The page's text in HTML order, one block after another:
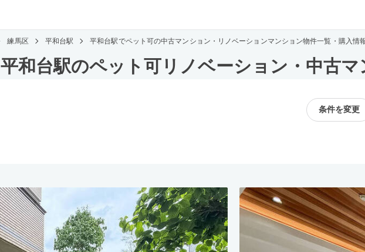
練馬区 平和台駅 平和台駅でペット可の中古マンション・リノベーションマンション物件一覧・購入情
平和台駅のペット可リノベーション・中古
条件を変更